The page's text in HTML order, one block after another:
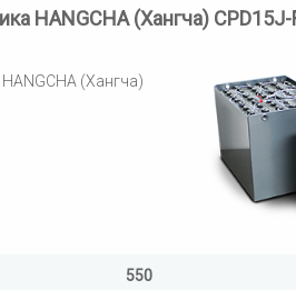
HANGCHA (Хангча) CPD15J-
(Хангча)
550